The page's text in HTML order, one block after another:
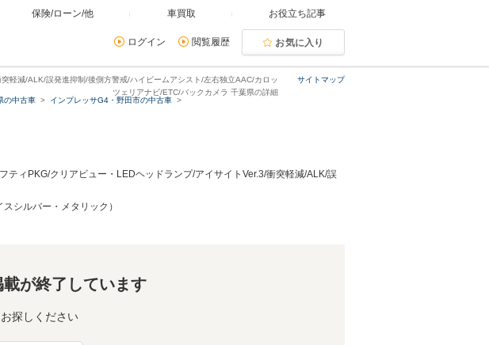
保険/ローン/他 車買取 お役立ち記事
ログイン 閲覧履歴 お気に入り
サイトマップ
軽減/ALK/誤発進抑制/後側方警戒/ハイビームアシスト/左右独立AAC/カロッ
ツェリアナビ/ETC/バックカメラ 千葉県の詳細
の中古車
インプレッサG4・野田市の中古車
ィPKG/クリアビュー・LEDヘッドランプ/アイサイトVer.3/衝突軽減/ALK/誤
シルバー・メタリック）
が終了しています
探しください